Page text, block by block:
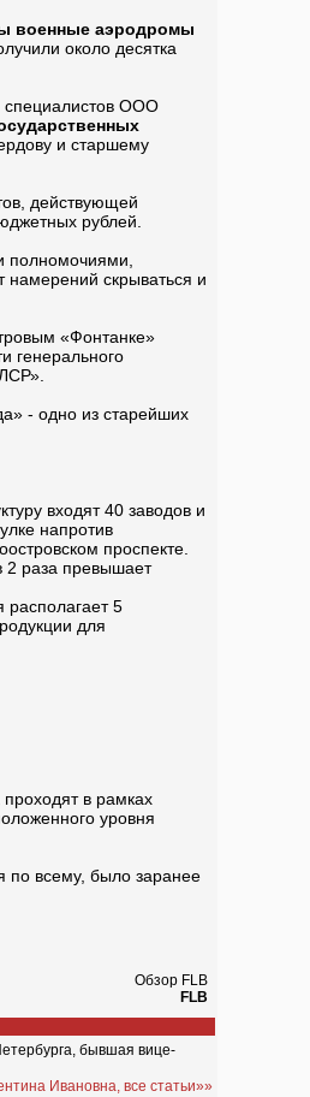
военные аэродромы
около десятка
специалистов ООО
и старшему
действующей
рублей.
полномочиями,
намерений скрываться и
«Фонтанке»
генерального
- одно из старейших
входят 40 заводов и
напротив
проспекте.
2 раза превышает
5
для
проходят в рамках
уровня
по всему, было заранее
Обзор FLB
FLB
бывшая вице-
Ивановна, все статьи»»